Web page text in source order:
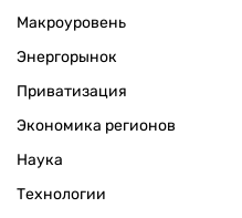
Макроуровень
Энергорынок
Приватизация
Экономика регионов
Наука
Технологии